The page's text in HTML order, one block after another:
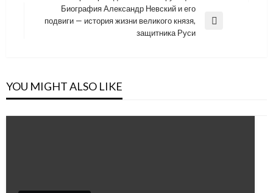
Next
Биография Александр Невский и его
подвиги — история жизни великого князя,
защитника Руси
YOU MIGHT ALSO LIKE